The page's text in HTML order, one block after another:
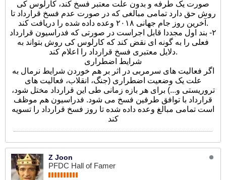
صورت یک طرفه و بدون علت معتبر فسخ کند، کارلوس کی
روش حق دارد تمامی مبالغی که در صورت عدم فسخ قرارداد تا
آخرین روز جام جهانی ٢٠١٨ وعده داده شده را دریافت کند.
٢- بند اول مجددا قابل اجراست در صورتی که فدراسیون قرارداد
فعلی را به گونه ای نقض کند که کارلوس کی روش بتواند به
دلایل معتبری فسخ قرارداد را اعلام کند.
شرایط اضطراری
اگر فعالیت های سرمربی در اثر بر هم خوردن شرایط نرمال به
علت یک وضعیت اضطراری (جنگ، انقلاب، فعالیت های
تروریستی و...) برای هر بازه زمانی طی این قرارداد مختل شود،
قرارداد با توافق طرفین فسخ می شود. فدراسیون هم موظف
است تمامی مبالغ وعده داده شده تا روز فسخ قرارداد را تسویه
کند
Z Joon
PFDC Hall of Famer